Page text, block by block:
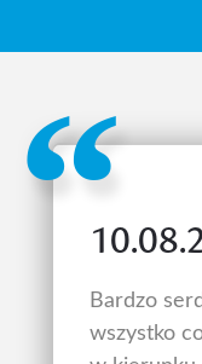
Bardzo
wszystko